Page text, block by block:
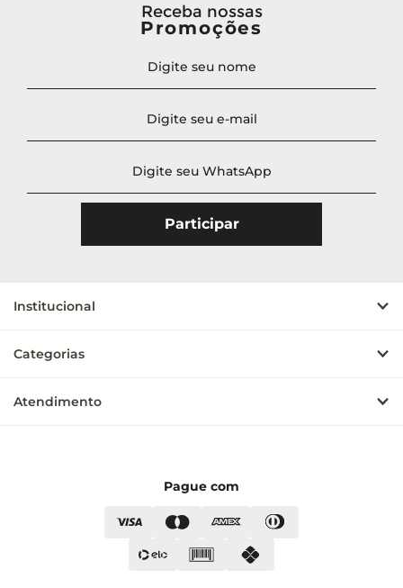
Receba nossas
Promoções
Institucional
Categorias
Atendimento
Pague com